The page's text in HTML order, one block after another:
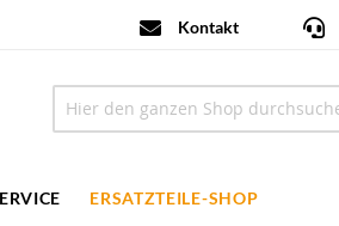
Kontakt
ERSATZTEILE-SHOP